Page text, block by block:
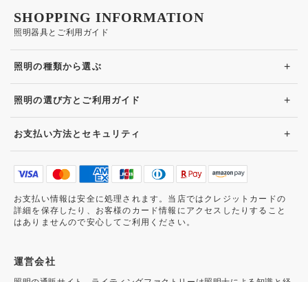
照明器具とご利用ガイド
SHOPPING INFORMATION
照明の種類から選ぶ +
照明の選び方とご利用ガイド +
お支払い方法とセキュリティ +
お支払い情報は安全に処理されます。当店ではクレジットカードの
詳細を保存したり、お客様のカード情報にアクセスしたりすること
はありませんので安心してご利用ください。
運営会社